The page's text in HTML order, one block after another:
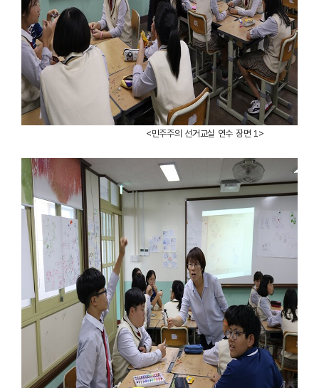
<민주주의 선거교실 연수 장면 1>